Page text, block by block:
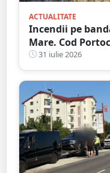
ACTUALITATE
Incendii pe
Mare. Cod
31 iulie 2026